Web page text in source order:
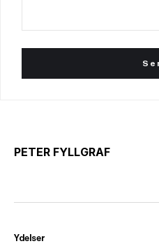
PETER FYLLGRAF
Ydelser